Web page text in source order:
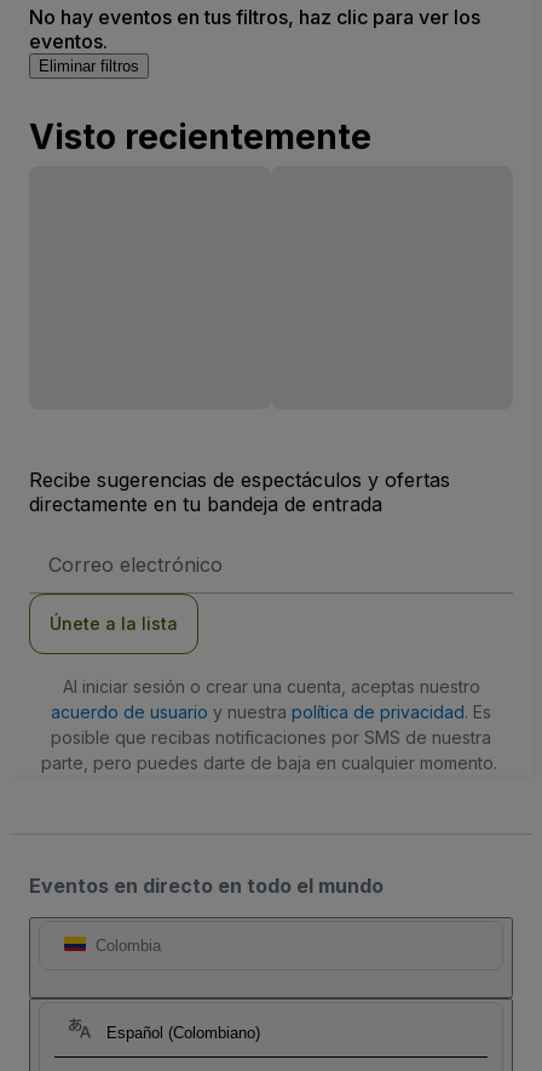
No hay eventos en tus filtros, haz clic para ver los
eventos.
Eliminar filtros
Visto recientemente
Recibe sugerencias de espectáculos y ofertas
directamente en tu bandeja de entrada
de
Únete a la lista
Al iniciar sesión o crear una cuenta, aceptas nuestro
acuerdo de usuario y nuestra política de privacidad. Es
posible que recibas notificaciones por SMS de nuestra
parte, pero puedes darte de baja en cualquier momento.
Eventos en directo en todo el mundo
Colombia
Español (Colombiano)